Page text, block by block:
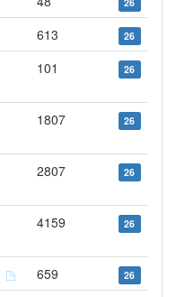
613 26
101 26
1807 26
2807 26
4159 26
659 26